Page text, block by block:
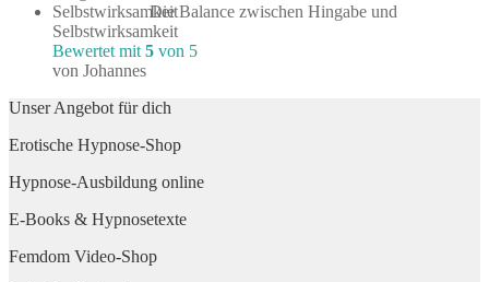
Die Balance zwischen Hingabe und
Selbstwirksamkeit
Bewertet mit 5 von 5
von Johannes
Unser Angebot für dich
Erotische Hypnose-Shop
Hypnose-Ausbildung online
E-Books & Hypnosetexte
Femdom Video-Shop